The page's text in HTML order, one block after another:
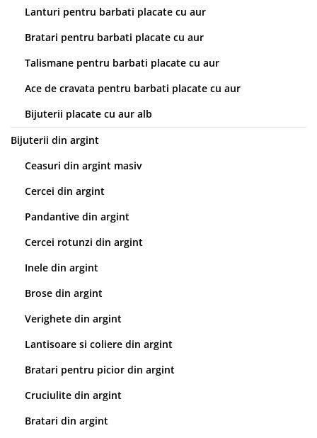
Lanturi pentru barbati placate cu aur
Bratari pentru barbati placate cu aur
Talismane pentru barbati placate cu aur
Ace de cravata pentru barbati placate cu aur
Bijuterii placate cu aur alb
Bijuterii din argint
Ceasuri din argint masiv
Cercei din argint
Pandantive din argint
Cercei rotunzi din argint
Inele din argint
Brose din argint
Verighete din argint
Lantisoare si coliere din argint
Bratari pentru picior din argint
Cruciulite din argint
Bratari din argint